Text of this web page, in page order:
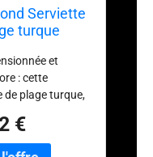
Serviette
turque
à
rapide,
piscine,
et
: cette
de plage turque,
pour diverses
€